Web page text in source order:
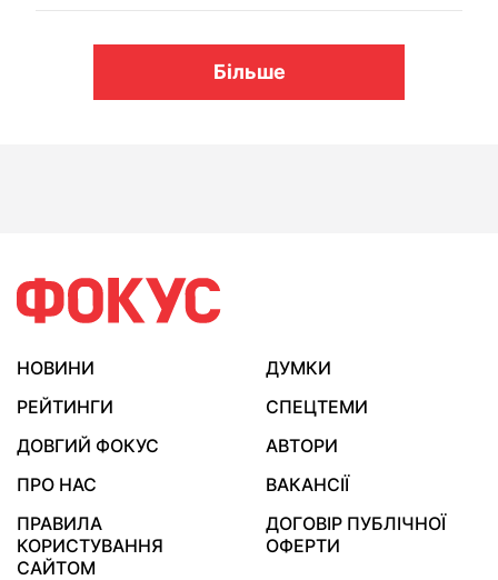
Більше
НОВИНИ
ДУМКИ
РЕЙТИНГИ
СПЕЦТЕМИ
ДОВГИЙ ФОКУС
АВТОРИ
ПРО НАС
ВАКАНСІЇ
ПРАВИЛА
КОРИСТУВАННЯ
САЙТОМ
ДОГОВІР ПУБЛІЧНОЇ
ОФЕРТИ